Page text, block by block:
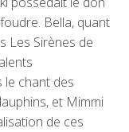
Bella, quant
Les Sirènes de
le chant des
et Mimmi
de ces